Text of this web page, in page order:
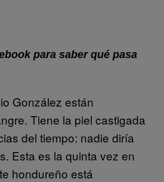
para saber qué pasa
González están
Tiene la piel castigada
del tiempo: nadie diría
Esta es la quinta vez en
hondureño está